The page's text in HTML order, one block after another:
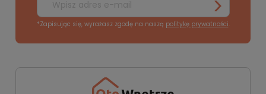
*Zapisując się, wyrażasz zgodę na naszą politykę prywatności.